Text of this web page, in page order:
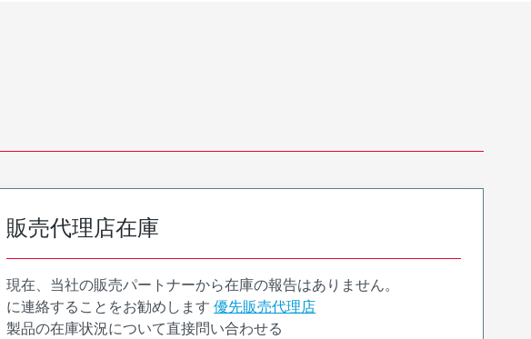
販売代理店在庫
現在、当社の販売パートナーから在庫の報告はありません。
に連絡することをお勧めします 優先販売代理店
製品の在庫状況について直接問い合わせる